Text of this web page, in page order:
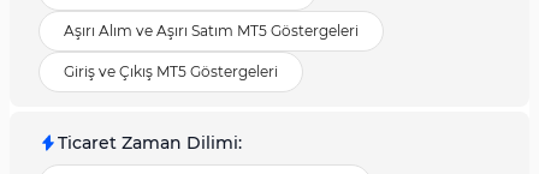
Aşırı Alım ve Aşırı Satım MT5 Göstergeleri
Giriş ve Çıkış MT5 Göstergeleri
Ticaret Zaman Dilimi: